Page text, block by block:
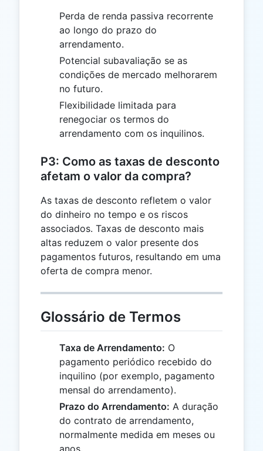
Perda de renda passiva recorrente
ao longo do prazo do
arrendamento.
Potencial subavaliação se as
condições de mercado melhorarem
no futuro.
Flexibilidade limitada para
renegociar os termos do
arrendamento com os inquilinos.
P3: Como as taxas de desconto
afetam o valor da compra?
As taxas de desconto refletem o valor
do dinheiro no tempo e os riscos
associados. Taxas de desconto mais
altas reduzem o valor presente dos
pagamentos futuros, resultando em uma
oferta de compra menor.
Glossário de Termos
Taxa de Arrendamento: O
pagamento periódico recebido do
inquilino (por exemplo, pagamento
mensal do arrendamento).
Prazo do Arrendamento: A duração
do contrato de arrendamento,
normalmente medida em meses ou
anos.